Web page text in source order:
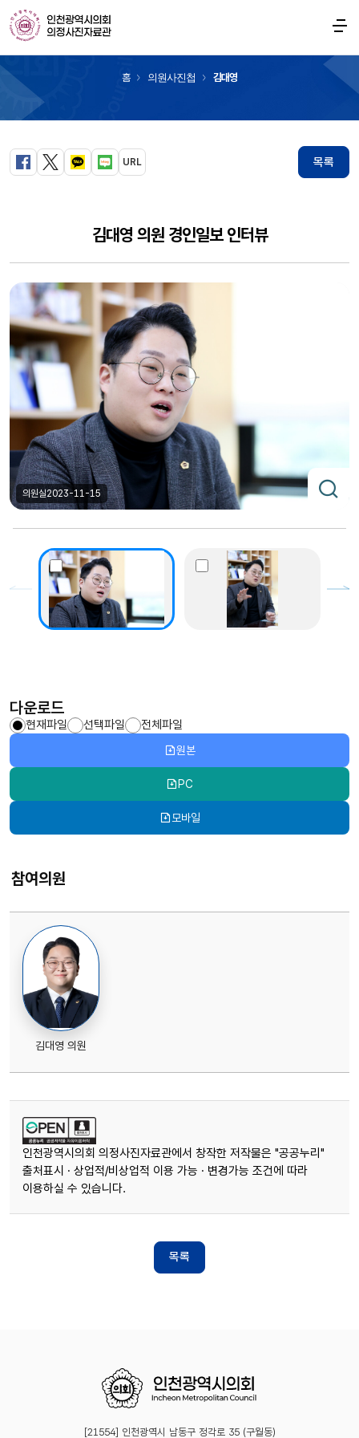
홈 의원사진첩 김대영
페이스북
트위터카카오톡블로그
URL 목록
김대영 의원 경인일보 인터뷰
의원실2023-11-15
다운로드
현재파일 선택파일 전체파일
원본
PC
모바일
참여의원
김대영 의원
인천광역시의회 의정사진자료관에서 창작한 저작물은 "공공누리"
출처표시 · 상업적/비상업적 이용 가능 · 변경가능 조건에 따라
이용하실 수 있습니다.
목록
[21554] 인천광역시 남동구 정각로 35 (구월동)